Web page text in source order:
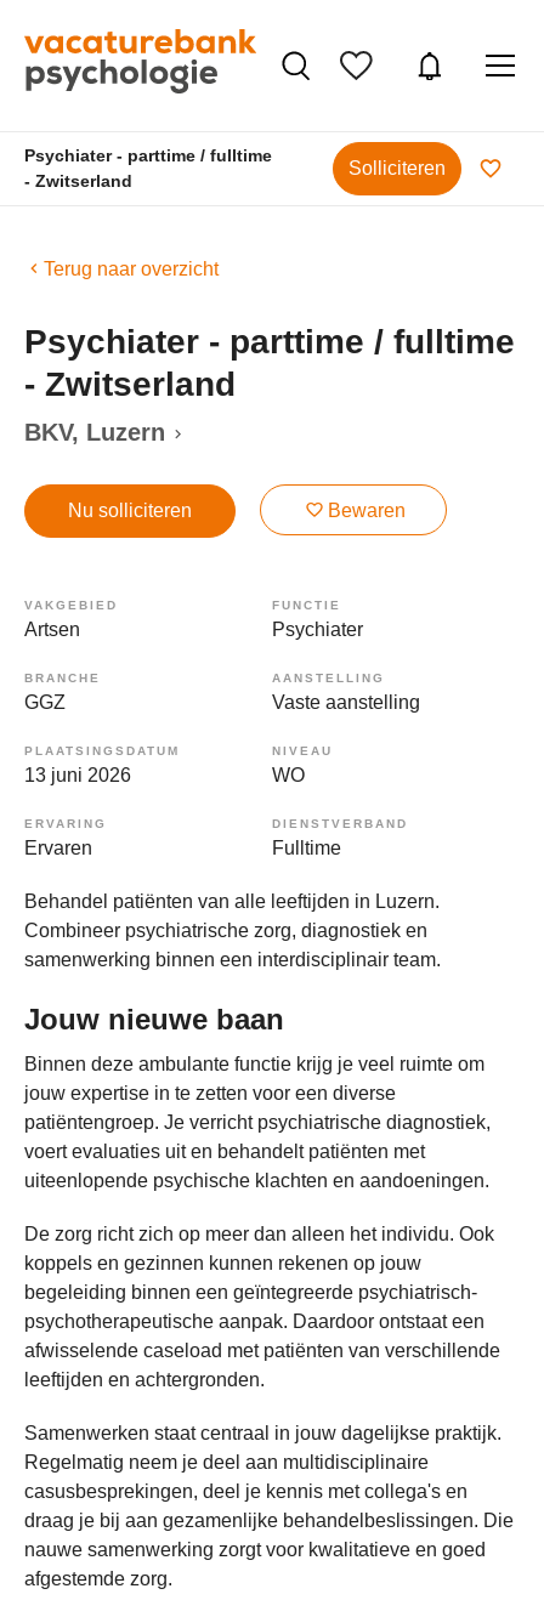
Psychiater - parttime / fulltime
- Zwitserland
Solliciteren
Terug naar overzicht
Psychiater - parttime / fulltime
- Zwitserland
BKV, Luzern
Nu solliciteren Bewaren
VAKGEBIED
Artsen
FUNCTIE
Psychiater
BRANCHE
GGZ
AANSTELLING
Vaste aanstelling
PLAATSINGSDATUM
13 juni 2026
NIVEAU
WO
ERVARING
Ervaren
DIENSTVERBAND
Fulltime
Behandel patiënten van alle leeftijden in Luzern.
Combineer psychiatrische zorg, diagnostiek en
samenwerking binnen een interdisciplinair team.
Jouw nieuwe baan
Binnen deze ambulante functie krijg je veel ruimte om
jouw expertise in te zetten voor een diverse
patiëntengroep. Je verricht psychiatrische diagnostiek,
voert evaluaties uit en behandelt patiënten met
uiteenlopende psychische klachten en aandoeningen.
De zorg richt zich op meer dan alleen het individu. Ook
koppels en gezinnen kunnen rekenen op jouw
begeleiding binnen een geïntegreerde psychiatrisch-
psychotherapeutische aanpak. Daardoor ontstaat een
afwisselende caseload met patiënten van verschillende
leeftijden en achtergronden.
Samenwerken staat centraal in jouw dagelijkse praktijk.
Regelmatig neem je deel aan multidisciplinaire
casusbesprekingen, deel je kennis met collega's en
draag je bij aan gezamenlijke behandelbeslissingen. Die
nauwe samenwerking zorgt voor kwalitatieve en goed
afgestemde zorg.